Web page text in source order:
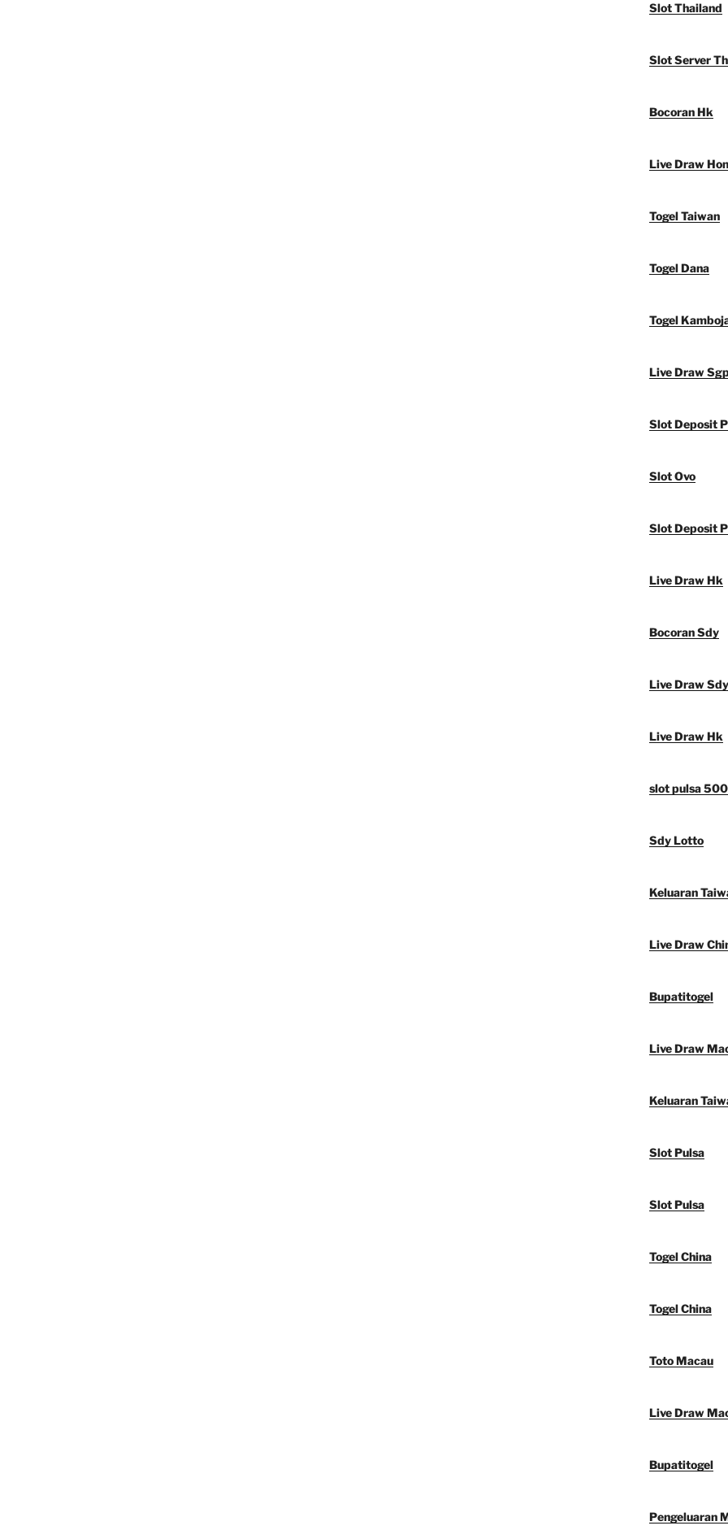
Slot Thailand
Slot Server
Bocoran Hk
Live Draw
Togel Taiwan
Togel Dana
Togel
Live Draw
Slot Deposit
Slot Ovo
Slot Deposit
Live Draw Hk
Bocoran Sdy
Live Draw Sdy
Live Draw Hk
slot pulsa
Sdy Lotto
Keluaran
Live Draw
Bupatitogel
Live Draw
Keluaran
Slot Pulsa
Slot Pulsa
Togel China
Togel China
Toto Macau
Live Draw
Bupatitogel
Pengeluaran